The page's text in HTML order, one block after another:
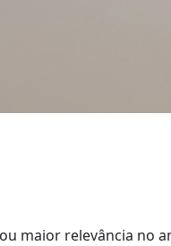
maior relevância no